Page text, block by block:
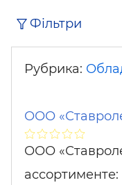
Фільтри
Рубрика:
ООО
ООО